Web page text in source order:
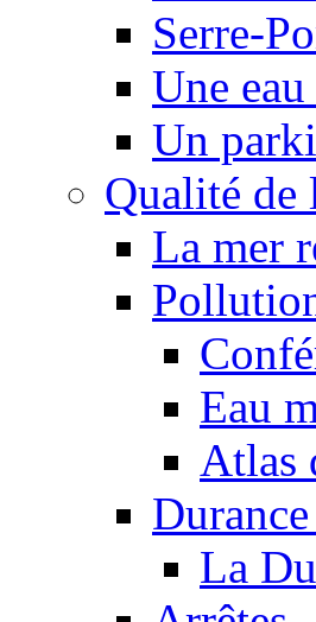
Serre-
Une
Un
Qualité de
La mer
Eau
Atlas
La